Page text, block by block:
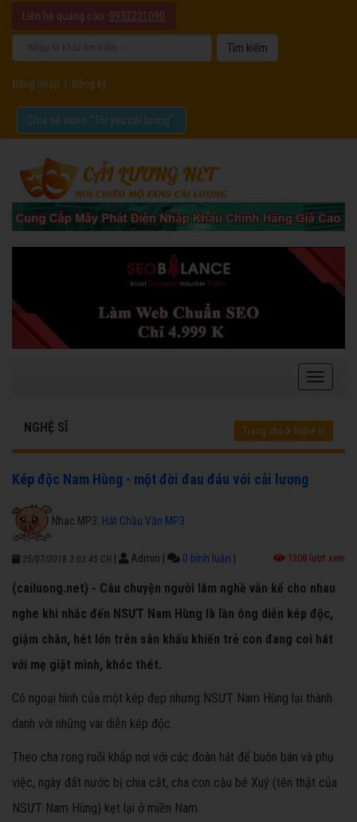
Liên hệ quảng cáo: 0932221090
Đăng nhập Đăng ký
Chia sẻ video "Tôi yêu cải lương".
NGHỆ SĨ Trang chủ Nghệ sĩ
Kép độc Nam Hùng - một đời đau đáu với cải lương
Nhạc MP3: Hát Chầu Văn MP3
25/07/2018 3:03:45 CH Admin 0 bình luận 1308 lượt xem
(cailuong.net) - Câu chuyện người làm nghề vẫn kể cho nhau
nghe khi nhắc đến NSƯT Nam Hùng là lần ông diễn kép độc,
giậm chân, hét lớn trên sân khấu khiến trẻ con đang coi hát
với mẹ giật mình, khóc thét.
Có ngoại hình của một kép đẹp nhưng NSƯT Nam Hùng lại thành
danh với những vai diễn kép độc.
Theo cha rong ruổi khắp nơi với các đoàn hát để buôn bán và phụ
việc, ngày đất nước bị chia cắt, cha con cậu bé Xuý (tên thật của
NSƯT Nam Hùng) kẹt lại ở miền Nam.